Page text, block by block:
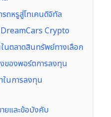
รถหรูสู่โทเคนดิจิทัล
Crypto
นตลาดสินทรัพย์ทางเลือก
งของพอร์ตการลงทุน
ในการลงทุน
ยและข้อบังคับ